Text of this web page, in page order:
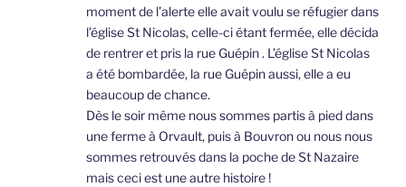
moment de l’alerte elle avait voulu se réfugier dans
l’église St Nicolas, celle-ci étant fermée, elle décida
de rentrer et pris la rue Guépin . L’église St Nicolas
a été bombardée, la rue Guépin aussi, elle a eu
beaucoup de chance.
Dès le soir même nous sommes partis à pied dans
une ferme à Orvault, puis à Bouvron ou nous nous
sommes retrouvés dans la poche de St Nazaire
mais ceci est une autre histoire !